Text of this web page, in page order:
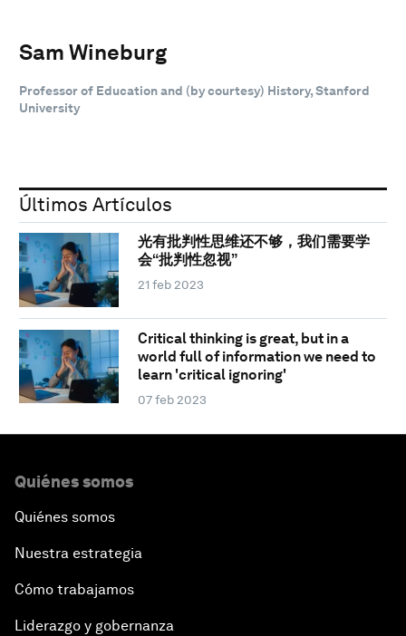
Sam Wineburg
Professor of Education and (by courtesy) History, Stanford
University
Últimos Artículos
光有批判性思维还不够，我们需要学
会“批判性忽视”
21 feb 2023
Critical thinking is great, but in a
world full of information we need to
learn 'critical ignoring'
07 feb 2023
Quiénes somos
Quiénes somos
Nuestra estrategia
Cómo trabajamos
Liderazgo y gobernanza